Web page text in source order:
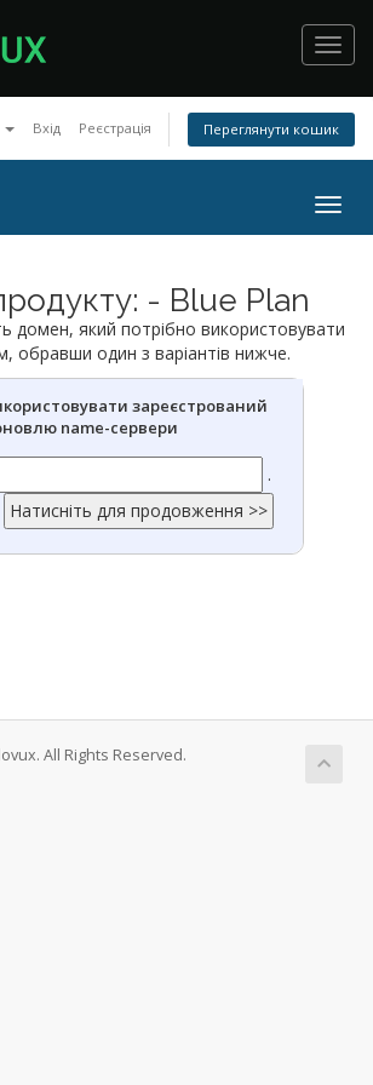
Вхід Реєстрація Переглянути кошик
- Blue Plan
домен, який потрібно використовувати
обравши один з варіантів нижче.
зареєстрований
name-сервери
.
All Rights Reserved.